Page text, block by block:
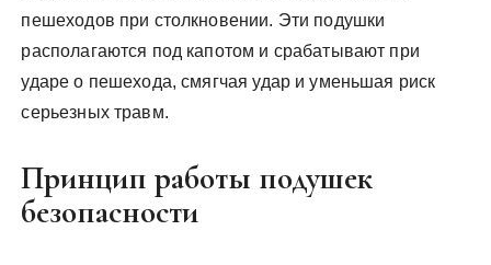
пешеходов при столкновении. Эти подушки
располагаются под капотом и срабатывают при
ударе о пешехода, смягчая удар и уменьшая риск
серьезных травм.
Принцип работы подушек
безопасности